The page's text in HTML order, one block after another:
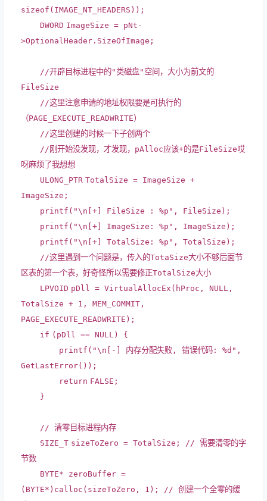
sizeof(IMAGE_NT_HEADERS));
DWORD ImageSize = pNt-
>OptionalHeader.SizeOfImage;
//开辟目标进程中的"类磁盘"空间，大小为前文的
FileSize
//这里注意申请的地址权限要是可执行的
（PAGE_EXECUTE_READWRITE）
//这里创建的时候一下子创两个
//刚开始没发现，才发现，pAlloc应该+的是FileSize哎
呀麻烦了我想想
ULONG_PTR TotalSize = ImageSize +
ImageSize;
printf( "\n[+] FileSize : %p" , FileSize);
printf( "\n[+] ImageSize: %p" , ImageSize);
printf( "\n[+] TotalSize: %p" , TotalSize);
//这里遇到一个问题是，传入的TotaSize大小不够后面节
区表的第一个表，好奇怪所以需要修正TotalSize大小
LPVOID pDll = VirtualAllocEx(hProc, NULL,
TotalSize + 1, MEM_COMMIT,
PAGE_EXECUTE_READWRITE);
if (pDll == NULL) {
printf( "\n[-] 内存分配失败, 错误代码: %d" ,
GetLastError());
return FALSE;
}
// 清零目标进程内存
SIZE_T sizeToZero = TotalSize; // 需要清零的字
节数
BYTE* zeroBuffer =
(BYTE*) calloc(sizeToZero, 1); // 创建一个全零的缓